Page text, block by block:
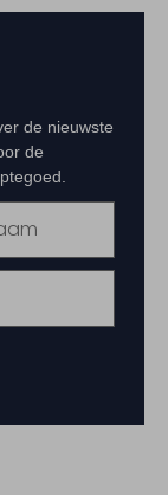
de nieuwste
de